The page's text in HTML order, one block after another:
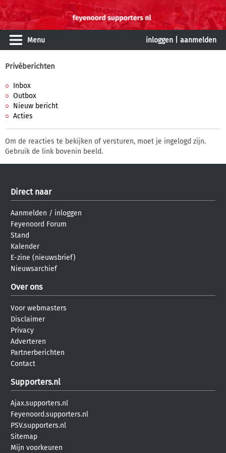
Menu inloggen aanmelden
Privéberichten
Inbox
Outbox
Nieuw bericht
Acties
Om de reacties te bekijken of versturen, moet je ingelogd zijn.
Gebruik de link bovenin beeld.
Direct naar
Aanmelden / inloggen
Feyenoord Forum
Stand
Kalender
E-zine (nieuwsbrief)
Nieuwsarchief
Over ons
Voor webmasters
Disclaimer
Privacy
Adverteren
Partnerberichten
Contact
Supporters.nl
Ajax.supporters.nl
Feyenoord.supporters.nl
PSV.supporters.nl
Sitemap
Mijn voorkeuren